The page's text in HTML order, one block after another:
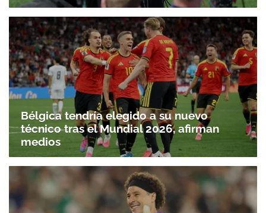
Bélgica tendría elegido a su nuevo
técnico tras el Mundial 2026, afirman
medios